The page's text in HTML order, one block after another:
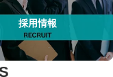
採用情報